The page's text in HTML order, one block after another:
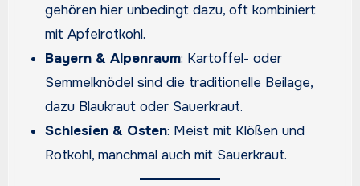
gehören hier unbedingt dazu, oft kombiniert
mit Apfelrotkohl.
Bayern & Alpenraum: Kartoffel- oder
Semmelknödel sind die traditionelle Beilage,
dazu Blaukraut oder Sauerkraut.
Schlesien & Osten: Meist mit Klößen und
Rotkohl, manchmal auch mit Sauerkraut.